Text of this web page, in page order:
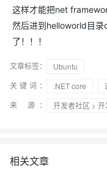
这样才能把net
然后进到helloworld目
了！！！
文章标签：
Ubuntu
关键词：
.NET core
来 源：
开发者社区 > 开
相关文章